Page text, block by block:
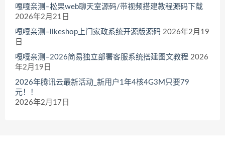
嘎嘎亲测–松果web聊天室源码/带视频搭建教程源码下载
2026年2月21日
嘎嘎亲测–likeshop上门家政系统开源版源码 2026年2月19
日
嘎嘎亲测–2026简易独立部署客服系统搭建图文教程 2026
年2月19日
2026年腾讯云最新活动_新用户1年4核4G3M只要79
元！！
2026年2月17日